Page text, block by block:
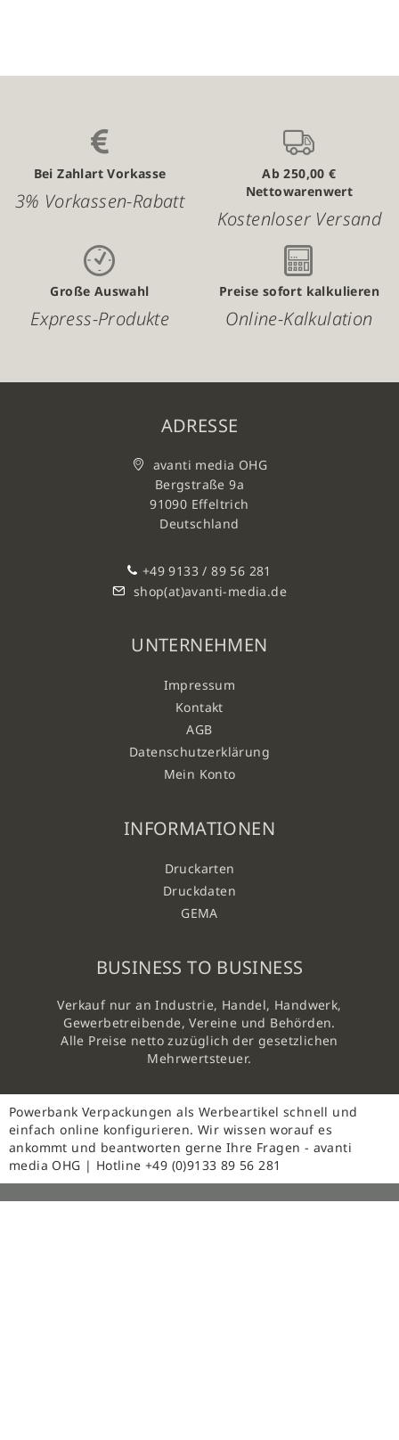
Bei Zahlart Vorkasse
3% Vorkassen-Rabatt
Ab 250,00 €
Nettowarenwert
Kostenloser Versand
Große Auswahl
Express-Produkte
Preise sofort kalkulieren
Online-Kalkulation
ADRESSE
avanti media OHG
Bergstraße 9a
91090 Effeltrich
Deutschland
+49 9133 / 89 56 281
shop(at)avanti-media.de
UNTERNEHMEN
Impressum
Kontakt
AGB
Datenschutzerklärung
Mein Konto
INFORMATIONEN
Druckarten
Druckdaten
GEMA
BUSINESS TO BUSINESS
Verkauf nur an Industrie, Handel, Handwerk,
Gewerbetreibende, Vereine und Behörden.
Alle Preise netto zuzüglich der gesetzlichen
Mehrwertsteuer.
Powerbank Verpackungen als Werbeartikel schnell und
einfach online konfigurieren. Wir wissen worauf es
ankommt und beantworten gerne Ihre Fragen - avanti
media OHG | Hotline +49 (0)9133 89 56 281